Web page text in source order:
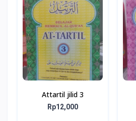
Attartil jilid 3
Rp12,000